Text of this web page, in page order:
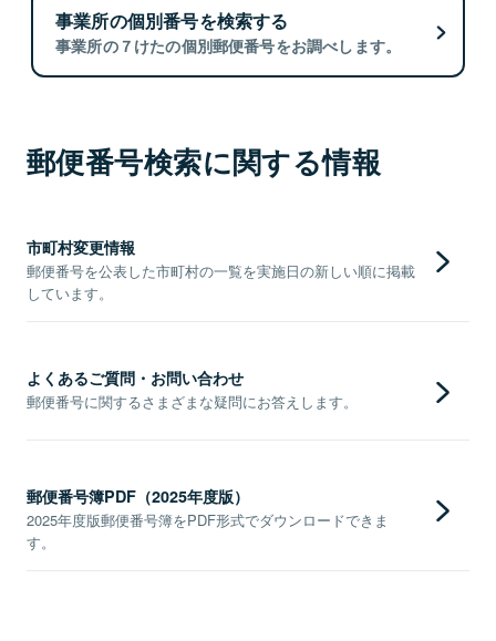
事業所の個別番号を検索する
事業所の７けたの個別郵便番号をお調べします。
郵便番号検索に関する情報
市町村変更情報
郵便番号を公表した市町村の一覧を実施日の新しい順に掲載
しています。
よくあるご質問・お問い合わせ
郵便番号に関するさまざまな疑問にお答えします。
郵便番号簿PDF（2025年度版）
2025年度版郵便番号簿をPDF形式でダウンロードできま
す。